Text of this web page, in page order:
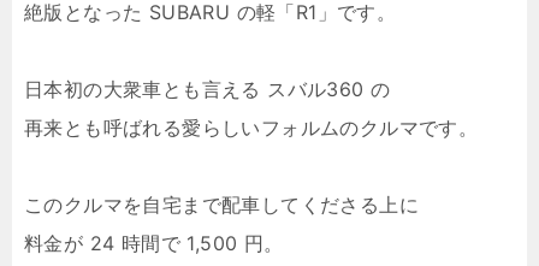
絶版となった SUBARU の軽「R1」です。
日本初の大衆車とも言える スバル360 の
再来とも呼ばれる愛らしいフォルムのクルマです。
このクルマを自宅まで配車してくださる上に
料金が 24 時間で 1,500 円。